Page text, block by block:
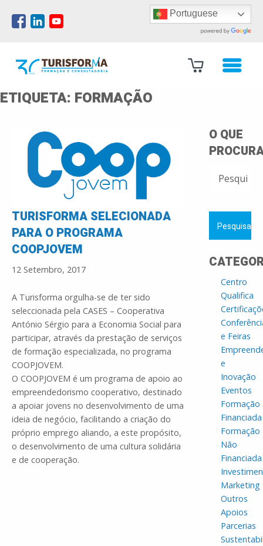
Portuguese
ETIQUETA: FORMAÇÃO
TURISFORMA SELECIONADA
PARA O PROGRAMA
COOPJOVEM
12 Setembro, 2017
A Turisforma orgulha-se de ter sido
seleccionada pela CASES – Cooperativa
António Sérgio para a Economia Social para
participar, através da prestação de serviços
de formação especializada, no programa
COOPJOVEM.
O COOPJOVEM é um programa de apoio ao
empreendedorismo cooperativo, destinado
a apoiar jovens no desenvolvimento de uma
ideia de negócio, facilitando a criação do
próprio emprego aliando, a este propósito,
o desenvolvimento de uma cultura solidária
e de cooperação.
O QUE
POR:
Centro
Qualifica
e Feiras
e
Inovação
Eventos
Formação
Financiada
Formação
Não
Financiada
Marketing
Outros
Apoios
Parcerias